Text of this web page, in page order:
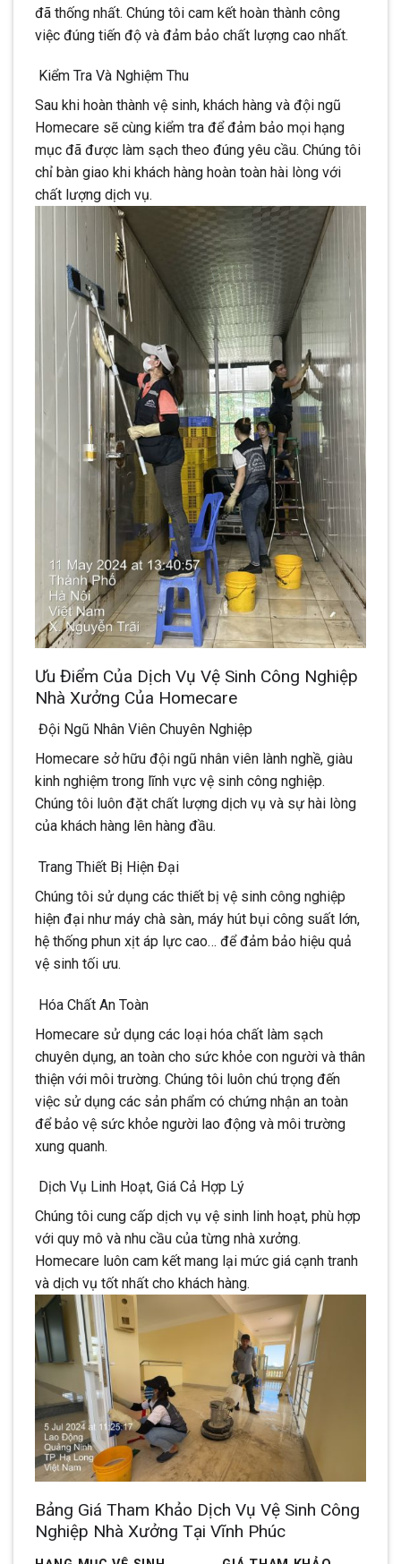
đã thống nhất. Chúng tôi cam kết hoàn thành công
việc đúng tiến độ và đảm bảo chất lượng cao nhất.
Kiểm Tra Và Nghiệm Thu
Sau khi hoàn thành vệ sinh, khách hàng và đội ngũ
Homecare sẽ cùng kiểm tra để đảm bảo mọi hạng
mục đã được làm sạch theo đúng yêu cầu. Chúng tôi
chỉ bàn giao khi khách hàng hoàn toàn hài lòng với
chất lượng dịch vụ.
Ưu Điểm Của Dịch Vụ Vệ Sinh Công Nghiệp
Nhà Xưởng Của Homecare
Đội Ngũ Nhân Viên Chuyên Nghiệp
Homecare sở hữu đội ngũ nhân viên lành nghề, giàu
kinh nghiệm trong lĩnh vực vệ sinh công nghiệp.
Chúng tôi luôn đặt chất lượng dịch vụ và sự hài lòng
của khách hàng lên hàng đầu.
Trang Thiết Bị Hiện Đại
Chúng tôi sử dụng các thiết bị vệ sinh công nghiệp
hiện đại như máy chà sàn, máy hút bụi công suất lớn,
hệ thống phun xịt áp lực cao… để đảm bảo hiệu quả
vệ sinh tối ưu.
Hóa Chất An Toàn
Homecare sử dụng các loại hóa chất làm sạch
chuyên dụng, an toàn cho sức khỏe con người và thân
thiện với môi trường. Chúng tôi luôn chú trọng đến
việc sử dụng các sản phẩm có chứng nhận an toàn
để bảo vệ sức khỏe người lao động và môi trường
xung quanh.
Dịch Vụ Linh Hoạt, Giá Cả Hợp Lý
Chúng tôi cung cấp dịch vụ vệ sinh linh hoạt, phù hợp
với quy mô và nhu cầu của từng nhà xưởng.
Homecare luôn cam kết mang lại mức giá cạnh tranh
và dịch vụ tốt nhất cho khách hàng.
Bảng Giá Tham Khảo Dịch Vụ Vệ Sinh Công
Nghiệp Nhà Xưởng Tại Vĩnh Phúc